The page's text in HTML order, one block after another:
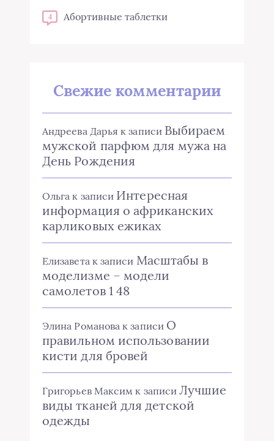
4 Абортивные таблетки
Свежие комментарии
Андреева Дарья к записи Выбираем
мужской парфюм для мужа на
День Рождения
Ольга к записи Интересная
информация о африканских
карликовых ежиках
Елизавета к записи Масштабы в
моделизме – модели
самолетов 1 48
Элина Романова к записи О
правильном использовании
кисти для бровей
Григорьев Максим к записиЛучшие
виды тканей для детской
одежды